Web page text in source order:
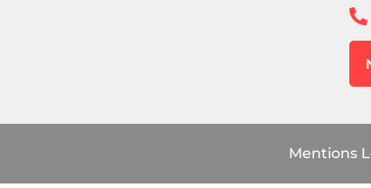
Mentions